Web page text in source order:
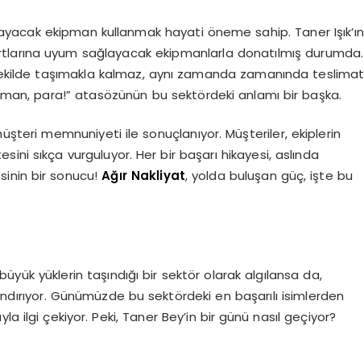
ekipman kullanmak hayati öneme sahip. Taner Işık’ın
uyum sağlayacak ekipmanlarla donatılmış durumda.
taşımakla kalmaz, aynı zamanda zamanında teslimat
para!” atasözünün bu sektördeki anlamı bir başka.
memnuniyeti ile sonuçlanıyor. Müşteriler, ekiplerin
sıkça vurguluyor. Her bir başarı hikayesi, aslında
bir sonucu!Ağır Nakliyat, yolda buluşan güç, işte bu
yüklerin taşındığı bir sektör olarak algılansa da,
Günümüzde bu sektördeki en başarılı isimlerden
ilgi çekiyor. Peki, Taner Bey’in bir günü nasıl geçiyor?